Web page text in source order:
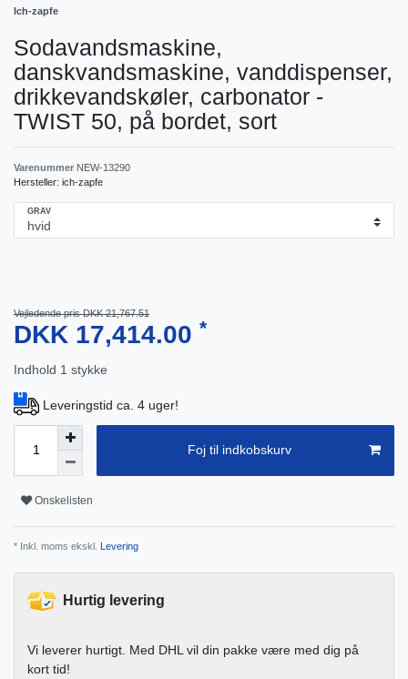
Ich-zapfe
Sodavandsmaskine,
danskvandsmaskine, vanddispenser,
drikkevandskøler, carbonator -
TWIST 50, på bordet, sort
Varenummer NEW-13290
Hersteller: ich-zapfe
GRAV
Vejledende pris DKK 21,767.51
DKK 17,414.00 *
Indhold 1 stykke
Leveringstid ca. 4 uger!
Foj til indkobskurv
Onskelisten
* Inkl. moms ekskl. Levering
Hurtig levering
Vi leverer hurtigt. Med DHL vil din pakke være med dig på
kort tid!